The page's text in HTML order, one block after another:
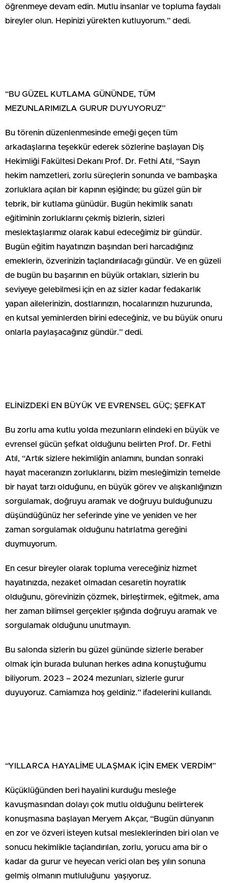
öğrenmeye devam edin. Mutlu insanlar ve topluma faydalı
bireyler olun. Hepinizi yürekten kutluyorum.” dedi.
“BU GÜZEL KUTLAMA GÜNÜNDE, TÜM
MEZUNLARIMIZLA GURUR DUYUYORUZ”
Bu törenin düzenlenmesinde emeği geçen tüm
arkadaşlarına teşekkür ederek sözlerine başlayan Diş
Hekimliği Fakültesi Dekanı Prof. Dr. Fethi Atıl, “Sayın
hekim namzetleri, zorlu süreçlerin sonunda ve bambaşka
zorluklara açılan bir kapının eşiğinde; bu güzel gün bir
tebrik, bir kutlama günüdür. Bugün hekimlik sanatı
eğitiminin zorluklarını çekmiş bizlerin, sizleri
meslektaşlarımız olarak kabul edeceğimiz bir gündür.
Bugün eğitim hayatınızın başından beri harcadığınız
emeklerin, özverinizin taçlandırılacağı gündür. Ve en güzeli
de bugün bu başarının en büyük ortakları, sizlerin bu
seviyeye gelebilmesi için en az sizler kadar fedakarlık
yapan ailelerinizin, dostlarınızın, hocalarınızın huzurunda,
en kutsal yeminlerden birini edeceğiniz, ve bu büyük onuru
onlarla paylaşacağınız gündür.” dedi.
ELİNİZDEKİ EN BÜYÜK VE EVRENSEL GÜÇ; ŞEFKAT
Bu zorlu ama kutlu yolda mezunların elindeki en büyük ve
evrensel gücün şefkat olduğunu belirten Prof. Dr. Fethi
Atıl, “Artık sizlere hekimliğin anlamını, bundan sonraki
hayat maceranızın zorluklarını, bizim mesleğimizin temelde
bir hayat tarzı olduğunu, en büyük görev ve alışkanlığınızın
sorgulamak, doğruyu aramak ve doğruyu bulduğunuzu
düşündüğünüz her seferinde yine ve yeniden ve her
zaman sorgulamak olduğunu hatırlatma gereğini
duymuyorum.
En cesur bireyler olarak topluma vereceğiniz hizmet
hayatınızda, nezaket olmadan cesaretin hoyratlık
olduğunu, görevinizin çözmek, birleştirmek, eğitmek, ama
her zaman bilimsel gerçekler ışığında doğruyu aramak ve
sorgulamak olduğunu unutmayın.
Bu salonda sizlerin bu güzel gününde sizlerle beraber
olmak için burada bulunan herkes adına konuştuğumu
biliyorum. 2023 – 2024 mezunları, sizlerle gurur
duyuyoruz. Camiamıza hoş geldiniz.” ifadelerini kullandı.
“YILLARCA HAYALİME ULAŞMAK İÇİN EMEK VERDİM”
Küçüklüğünden beri hayalini kurduğu mesleğe
kavuşmasından dolayı çok mutlu olduğunu belirterek
konuşmasına başlayan Meryem Akçar, “Bugün dünyanın
en zor ve özveri isteyen kutsal mesleklerinden biri olan ve
sonucu hekimlikle taçlandırılan, zorlu, yorucu ama bir o
kadar da gurur ve heyecan verici olan beş yılın sonuna
gelmiş olmanın mutluluğunu yaşıyoruz.